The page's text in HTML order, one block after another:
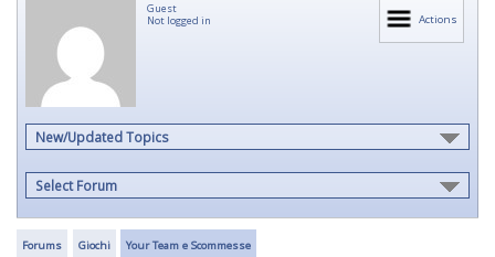
Actions
Guest
Not logged in
New/Updated Topics
Select Forum
Forums Giochi Your Team e Scommesse